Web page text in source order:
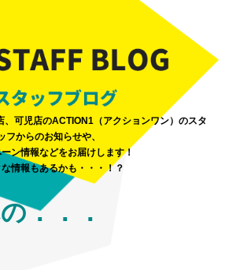
、可児店のACTION1（アクションワン）のスタ
フからのお知らせや、
ン情報などをお届けします！
情報もあるかも・・・！？
．．．